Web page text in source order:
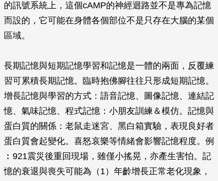
的訊號系統上，這­個cAMP的神經迴路並不是專為記憶
而設的，它可能在身體各個部位不是只存在大腦的某個
區域。
長期記憶與短期記憶學習和記憶是一體的兩面，反覆練
習可累積長期記憶。臨時抱佛腳往往只形成短期記憶。
增長記憶與學習的方式：語音記憶、圖像記憶、連結記
憶、氣味記憶、程­式記憶：小朋友訓練＆模仿。記憶與
蛋白質的關係：老鼠走迷宮、黑白箱實驗，表現良好者
蛋白質會起變化。喜怒哀樂等情緒會影響記憶程度。例
︰921震災後重回現場，雖僅小搖­晃，亦產生害怕。記
憶的衰退與喪失可能為（1）年齡增長正常老化現象，